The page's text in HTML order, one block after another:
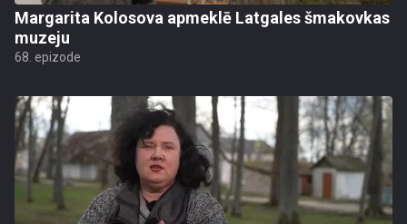
Margarita Kolosova apmeklē Latgales šmakovkas
muzeju
68. epizode